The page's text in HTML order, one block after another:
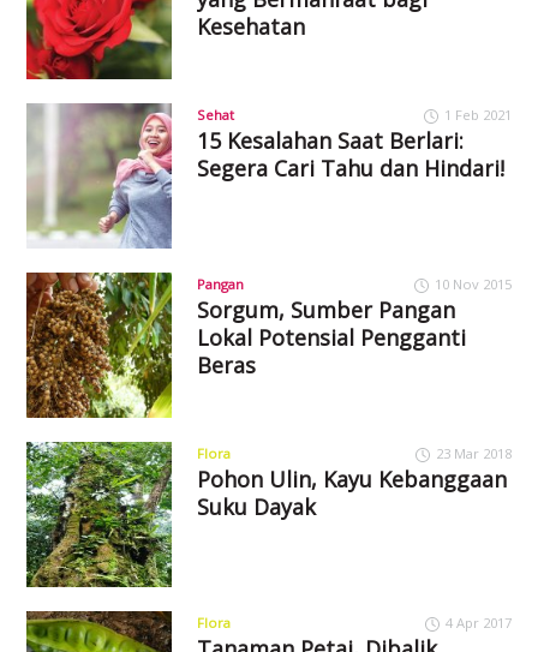
Kesehatan
Sehat 1 Feb 2021
15 Kesalahan Saat Berlari:
Segera Cari Tahu dan Hindari!
Pangan 10 Nov 2015
Sorgum, Sumber Pangan
Lokal Potensial Pengganti
Beras
Flora 23 Mar 2018
Pohon Ulin, Kayu Kebanggaan
Suku Dayak
Flora 4 Apr 2017